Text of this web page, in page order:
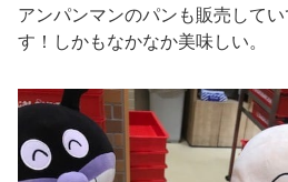
アンパンマンのパンも販売して
す！しかもなかなか美味しい。